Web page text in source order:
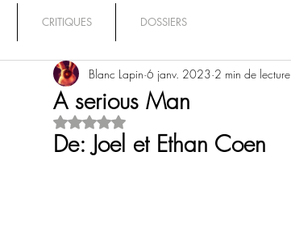
CRITIQUES DOSSIERS
A serious Man
Blanc Lapin 6 janv. 2023 2 min de lecture
Noté NaN étoiles sur 5.
De: Joel et Ethan Coen